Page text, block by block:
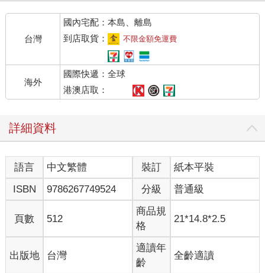
台灣
國內宅配：本島、離島
到店取貨：
不限金額免運費
海外
國際快遞：全球
港澳店取：
詳細資料
語言 中文繁體 裝訂
紙本平裝
ISBN
9786267749524 分級 普通級
頁數 512
商品規
格
21*14.8*2.5
出版地 台灣
適讀年
齡
全齡適讀